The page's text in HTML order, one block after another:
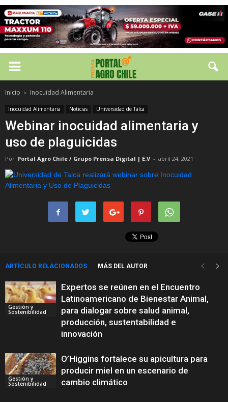
Inicio Inocuidad Alimentaria
Inocuidad Alimentaria Noticias Universidad de Talca
Webinar inocuidad alimentaria y
uso de plaguicidas
Por Portal Agro Chile / Grupo Prensa Digital | E.V - abril 24, 2021
ARTÍCULO RELACIONADOS MÁS DEL AUTOR
Gestión y
Sostenibilidad
Expertos se reúnen en el Encuentro
Latinoamericano de Bienestar Animal,
para dialogar sobre salud animal,
producción, sustentabilidad e
innovación
Gestión y
Sostenibilidad
O’Higgins fortalece su apicultura para
producir miel en un escenario de
cambio climático